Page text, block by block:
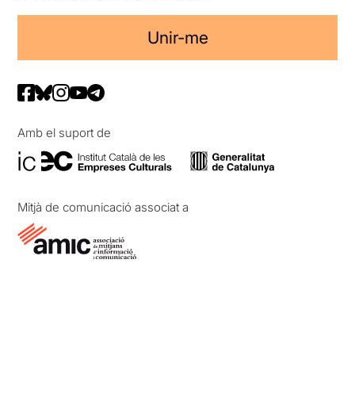
Unir-me
Amb el suport de
Mitjà de comunicació associat a